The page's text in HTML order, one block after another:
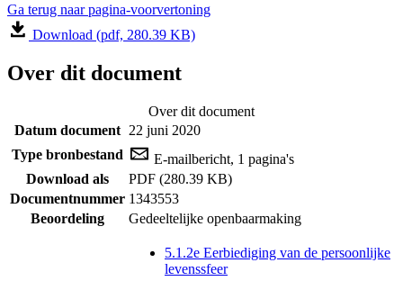
Ga terug naar pagina-voorvertoning
Download (pdf, 280.39 KB)
Over dit document
Over dit document
Datum document 22 juni 2020
Type bronbestand
E-mailbericht, 1 pagina's
Download als
PDF (280.39 KB)
Documentnummer 1343553
Beoordeling
Gedeeltelijke openbaarmaking
5.1.2e Eerbiediging van de persoonlijke
levenssfeer